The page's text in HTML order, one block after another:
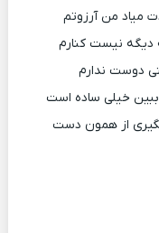
میاد من آرزوتم
دیگه نیست کنارم
دوست ندارم
خیلی ساده است
از همون دست